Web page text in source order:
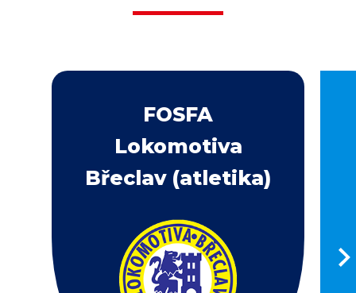
FOSFA
Lokomotiva
Břeclav (atletika)